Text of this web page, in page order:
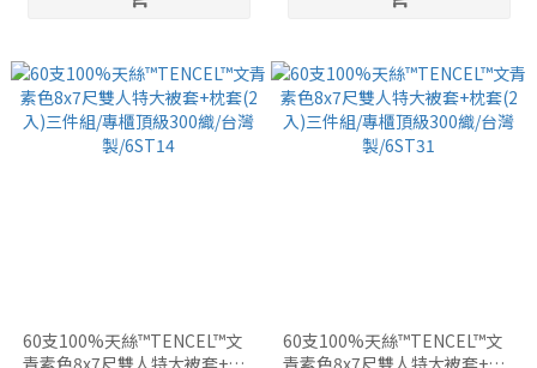
60支100%天絲™TENCEL™文
青素色8x7尺雙人特大被套+枕
60支100%天絲™TENCEL™文
青素色8x7尺雙人特大被套+枕